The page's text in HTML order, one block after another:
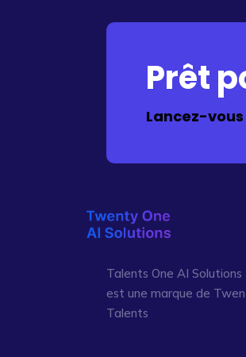
Prêt
Lancez-
Talents One AI Solutions
est une marque de
Talents